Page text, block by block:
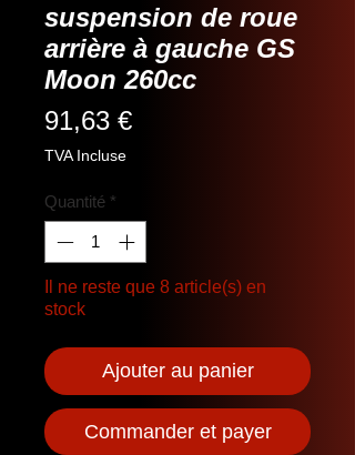
suspension de roue
arrière à gauche GS
Moon 260cc
91,63 €Prix
TVA Incluse
Quantité *
Il ne reste que 8 article(s) en
stock
Ajouter au panier
Commander et payer